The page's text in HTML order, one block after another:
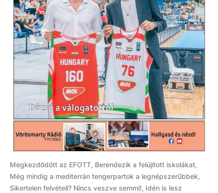
Megkezdődött az EFOTT, Berendezik a felújított iskolákat,
Még mindig a mediterrán tengerpartok a legnépszerűbbek,
Sikertelen felvételi? Nincs veszve semmi!, Idén is lesz